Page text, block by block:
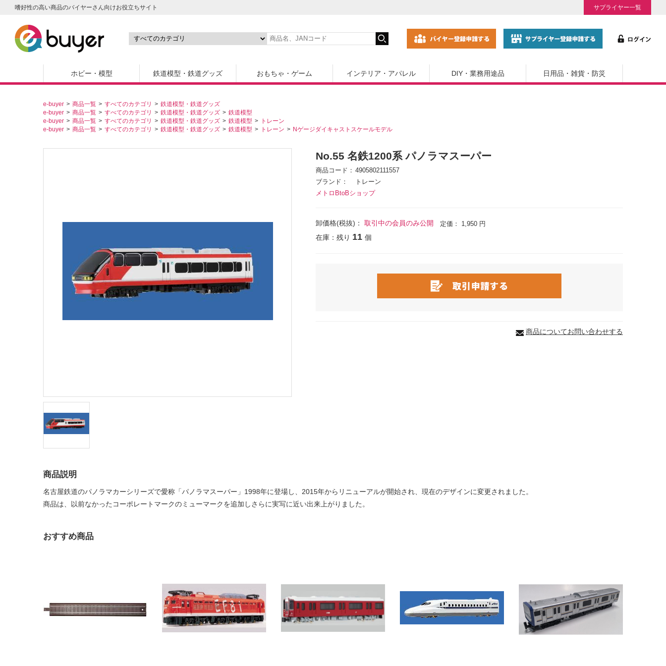
嗜好性の高い商品のバイヤーさん向けお役立ちサイト サプライヤー一覧
ホビー・模型 鉄道模型・鉄道グッズ おもちゃ・ゲーム インテリア・アパレル DIY・業務用途品 日用品・雑貨・防災
e-buyer 商品一覧 すべてのカテゴリ
鉄道模型・鉄道グッズ
e-buyer
商品一覧 すべてのカテゴリ 鉄道模型・鉄道グッズ
鉄道模型
e-buyer
商品一覧 すべてのカテゴリ 鉄道模型・鉄道グッズ 鉄道模型
トレーン
e-buyer
商品一覧 すべてのカテゴリ 鉄道模型・鉄道グッズ 鉄道模型 トレーン Nゲージダイキャストスケールモデル
No.55 名鉄1200系 パノラマスーパー
商品コード
4905802111557
ブランド
トレーン
メトロBtoBショップ
卸価格(税抜)： 取引中の会員のみ公開 定価： 1,950 円
在庫：残り 11 個
商品についてお問い合わせする
商品説明
名古屋鉄道のパノラマカーシリーズで愛称「パノラマスーパー」1998年に登場し、2015年からリニューアルが開始され、現在のデザインに変更されました。
商品は、以前なかったコーポレートマークのミューマークを追加しさらに実写に近い出来上がりました。
おすすめ商品